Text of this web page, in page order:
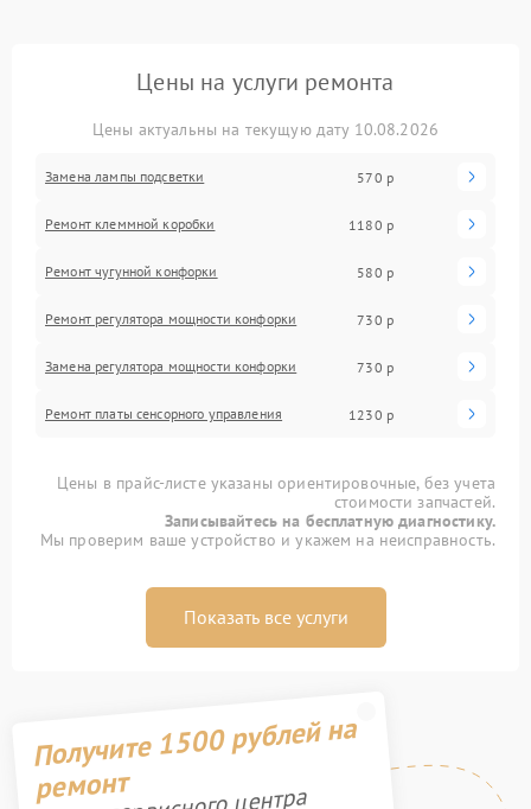
Цены на услуги ремонта
Цены актуальны на текущую дату 10.08.2026
Замена лампы подсветки 570 р
Ремонт клеммной коробки 1180 р
Ремонт чугунной конфорки 580 р
Ремонт регулятора мощности конфорки 730 р
Замена регулятора мощности конфорки 730 р
Ремонт платы сенсорного управления 1230 р
Цены в прайс-листе указаны ориентировочные, без учета
стоимости запчастей.
Записывайтесь на бесплатную диагностику.
Мы проверим ваше устройство и укажем на неисправность.
Показать все услуги
Получите 1500 рублей на
ремонт